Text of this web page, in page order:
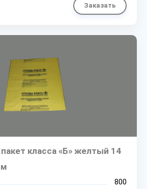
Заказать
класса «Б» желтый 14
800